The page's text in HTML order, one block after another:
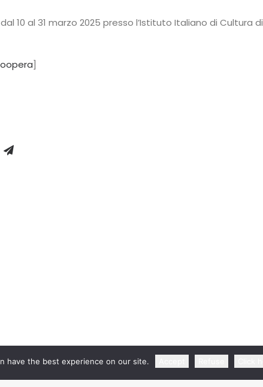
10 al 31 marzo 2025 presso l’Istituto Italiano di Cultura di
]
have the best experience on our site.